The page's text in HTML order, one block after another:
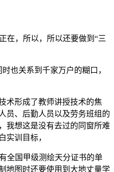
在，所以，所以还要做到“三
也关系到千家万户的糊口，
术形成了教师讲授技术的焦
员、后勤人员以及劳务班组的
我想这是没有去过的同窗所难
实训目标，
全国甲级测绘天分证书的单
地图时还要使用到大地丈量学